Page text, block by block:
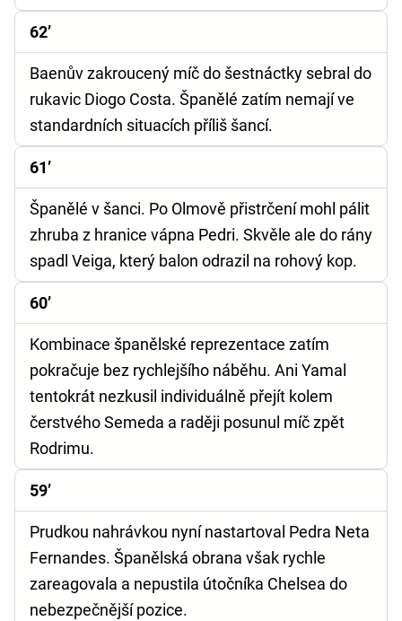
62’
Baenův zakroucený míč do šestnáctky sebral do
rukavic Diogo Costa. Španělé zatím nemají ve
standardních situacích příliš šancí.
61’
Španělé v šanci. Po Olmově přistrčení mohl pálit
zhruba z hranice vápna Pedri. Skvěle ale do rány
spadl Veiga, který balon odrazil na rohový kop.
60’
Kombinace španělské reprezentace zatím
pokračuje bez rychlejšího náběhu. Ani Yamal
tentokrát nezkusil individuálně přejít kolem
čerstvého Semeda a raději posunul míč zpět
Rodrimu.
59’
Prudkou nahrávkou nyní nastartoval Pedra Neta
Fernandes. Španělská obrana však rychle
zareagovala a nepustila útočníka Chelsea do
nebezpečnější pozice.